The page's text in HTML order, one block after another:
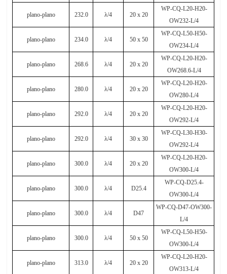
plano-plano 232.0 λ/4 20 x 20
WP-CQ-L20-H20-
OW232-L/4
plano-plano 234.0 λ/4 50 x 50
WP-CQ-L50-H50-
OW234-L/4
plano-plano 268.6 λ/4 20 x 20
WP-CQ-L20-H20-
OW268.6-L/4
plano-plano 280.0 λ/4 20 x 20
WP-CQ-L20-H20-
OW280-L/4
plano-plano 292.0 λ/4 20 x 20
WP-CQ-L20-H20-
OW292-L/4
plano-plano 292.0 λ/4 30 x 30
WP-CQ-L30-H30-
OW292-L/4
plano-plano 300.0 λ/4 20 x 20
WP-CQ-L20-H20-
OW300-L/4
plano-plano 300.0 λ/4 D25.4
WP-CQ-D25.4-
OW300-L/4
plano-plano 300.0 λ/4 D47
WP-CQ-D47-OW300-
L/4
plano-plano 300.0 λ/4 50 х50
WP-CQ-L50-H50-
OW300-L/4
plano-plano 313.0 λ/4 20 x 20
WP-CQ-L20-H20-
OW313-L/4